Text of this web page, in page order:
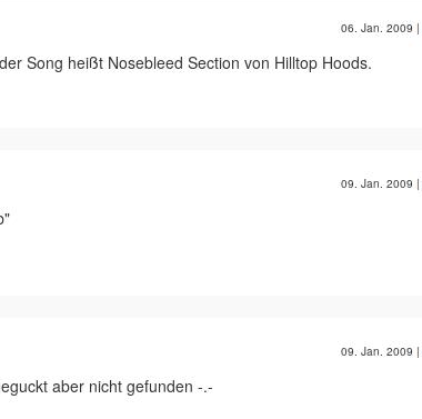
06. Jan. 2009 |
Song heißt Nosebleed Section von Hilltop Hoods.
09. Jan. 2009 |
09. Jan. 2009 |
aber nicht gefunden -.-